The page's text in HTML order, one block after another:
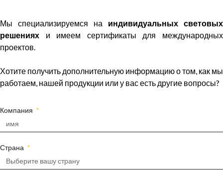
Мы специализируемся на индивидуальных световых
решениях и имеем сертификаты для международных
проектов.
Хотите получить дополнительную информацию о том, как мы
работаем, нашей продукции или у вас есть другие вопросы?
Компания
Страна